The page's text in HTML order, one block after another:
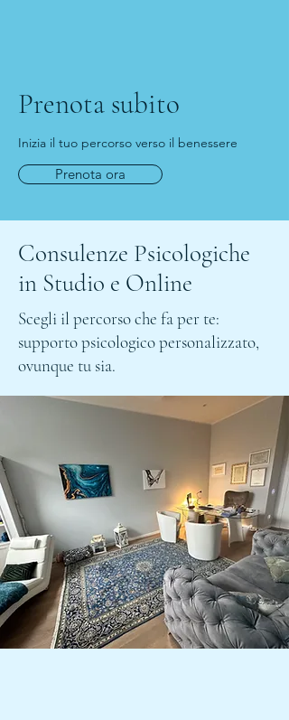
Prenota subito
Inizia il tuo percorso verso il benessere
Prenota ora
Consulenze Psicologiche
in Studio e Online
Scegli il percorso che fa per te:
supporto psicologico personalizzato,
ovunque tu sia.